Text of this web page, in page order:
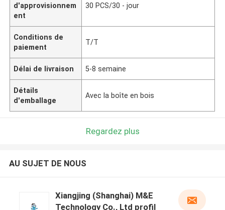
d'approvisionnem
ent
30 PCS/30 - jour
Conditions de
paiement
T/T
Délai de livraison 5-8 semaine
Détails
d'emballage
Avec la boîte en bois
Regardez plus
AU SUJET DE NOUS
Xiangjing (Shanghai) M&E
Technology Co., Ltd profil